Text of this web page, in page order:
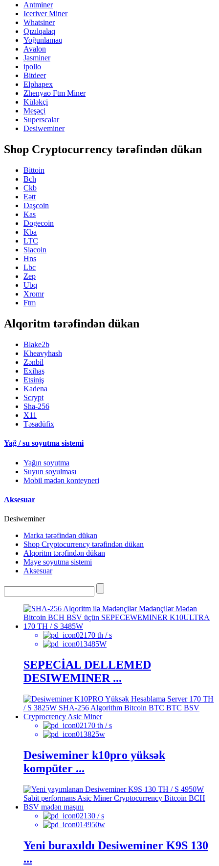
Antminer
Iceriver Miner
Whatsiner
Qızılqalaq
Yoğunlamaq
Avalon
Jasminer
ipollo
Bitdeer
Elphapex
Zhenyao Ftm Miner
Küləkçi
Meşəçi
Superscalar
Desiweminer
Shop Cryptocurrency tərəfindən dükan
Bittoin
Bch
Ckb
Eətt
Daşcoin
Kas
Dogecoin
Kba
LTC
Siacoin
Hns
Lbc
Zep
Ubq
Xromr
Ftm
Alqoritm tərəfindən dükan
Blake2b
Kheavyhash
Zənbil
Exihaş
Etsiniş
Kadena
Scrypt
Sha-256
X11
Təsadüfix
Yağ / su soyutma sistemi
Yağın soyutma
Suyun soyulması
Mobil mədən konteyneri
Aksesuar
Desiweminer
Marka tərəfindən dükan
Shop Cryptocurrency tərəfindən dükan
Alqoritm tərəfindən dükan
Maye soyutma sistemi
Aksesuar
170 th / s
3485W
SEPECİAL DELLEMED
DESIWEMINER ...
170 th / s
3825w
Desiweminer k10pro yüksək
kompüter ...
130 / s
4950w
Yeni buraxıldı Desiweminer K9S 130
...